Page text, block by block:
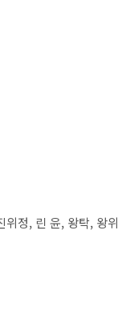
위정, 린 윤, 왕탁, 왕위